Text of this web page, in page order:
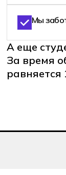
Мы
А еще
За время
равняется